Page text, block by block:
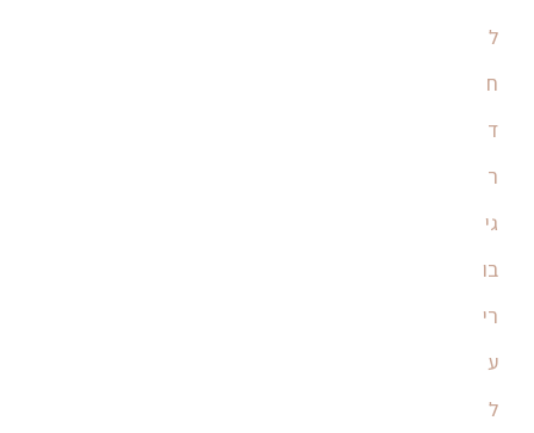
ל
ח
ד
ר
גי
בו
רי
ע
ל